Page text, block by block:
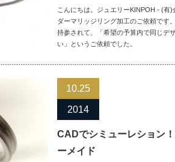
こんにちは。ジュエリーKINPOH - (有)
ダーマリッジリング加工のご依頼です
持参されて、「希望の予算内で同じデ
い」というご依頼でした。
10.25
2014
CADでシミューレション
ーメイド